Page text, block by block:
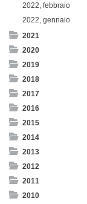
2022, febbraio
2022, gennaio
2021
2020
2019
2018
2017
2016
2015
2014
2013
2012
2011
2010